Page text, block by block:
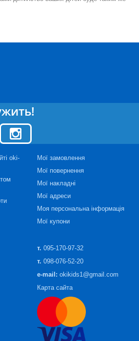
oki-
Мої замовлення
Мої повернення
Мої накладні
Мої адреси
Моя персональна інформація
Мої купони
т. 095-170-97-32
т. 098-076-52-20
e-mail: okikids1@gmail.com
Карта сайта